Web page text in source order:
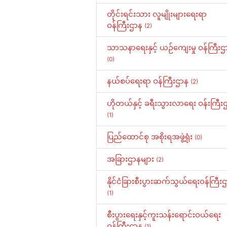
တိုင်းရင်းသား လူမျိုးများရေးရာ
ဝန်ကြီးဌာန (2)
သာသနာရေးနှင့် ယဉ်ကျေးမှု ဝန်ကြီးဌ
(0)
နယ်စပ်ရေးရာ ဝန်ကြီးဌာန (2)
ဟိုတယ်နှင့် ခရီးသွားလာရေး ဝန်းကြီး
(1)
ပြည်ထောင်စု အစိုးရအဖွဲ့ရုံး (0)
အခြားဌာနများ (2)
နိုင်ငံခြားစီးပွားဆက်သွယ်ရေး၀န်ကြီးဌ
(1)
စီးပွားရေးနှင့်ကူးသန်းရောင်းဝယ်ရေး